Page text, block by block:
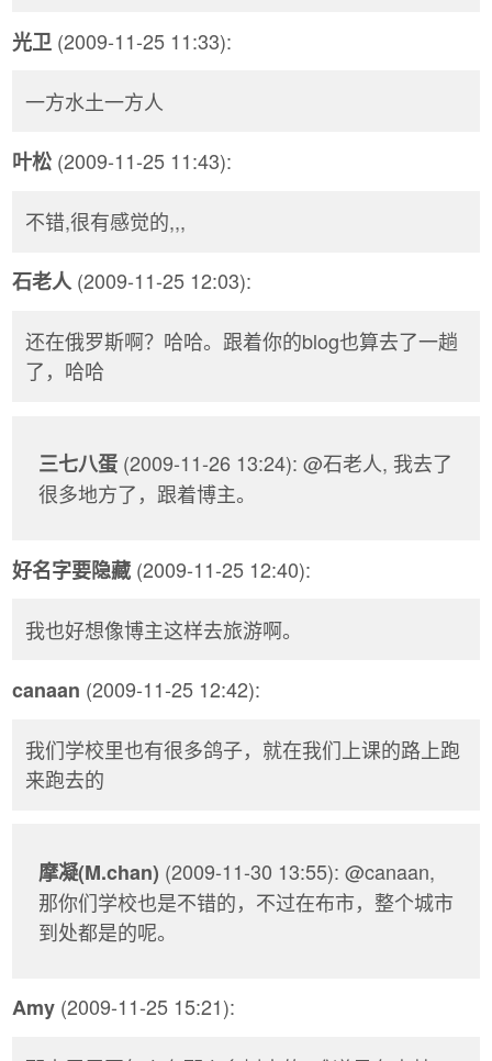
光卫 (2009-11-25 11:33):
一方水土一方人
叶松 (2009-11-25 11:43):
不错,很有感觉的,,,
石老人(2009-11-25 12:03):
还在俄罗斯啊？哈哈。跟着你的blog也算去了一趟
了，哈哈
三七八蛋 (2009-11-26 13:24): @石老人, 我去了
很多地方了，跟着博主。
好名字要隐藏 (2009-11-25 12:40):
我也好想像博主这样去旅游啊。
canaan (2009-11-25 12:42):
我们学校里也有很多鸽子，就在我们上课的路上跑
来跑去的
摩凝(M.chan) (2009-11-30 13:55): @canaan,
那你们学校也是不错的，不过在布市，整个城市
到处都是的呢。
Amy (2009-11-25 15:21):